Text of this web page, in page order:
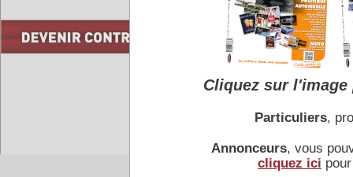
COMMENTAIRES
le 17/01/2023,
industrielle.
Cliquez sur
Particuliers,
Annonceurs, vous
cliquez ici